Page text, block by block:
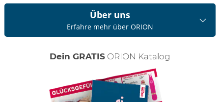
Über uns
Erfahre mehr über ORION
Dein GRATIS ORION Katalog